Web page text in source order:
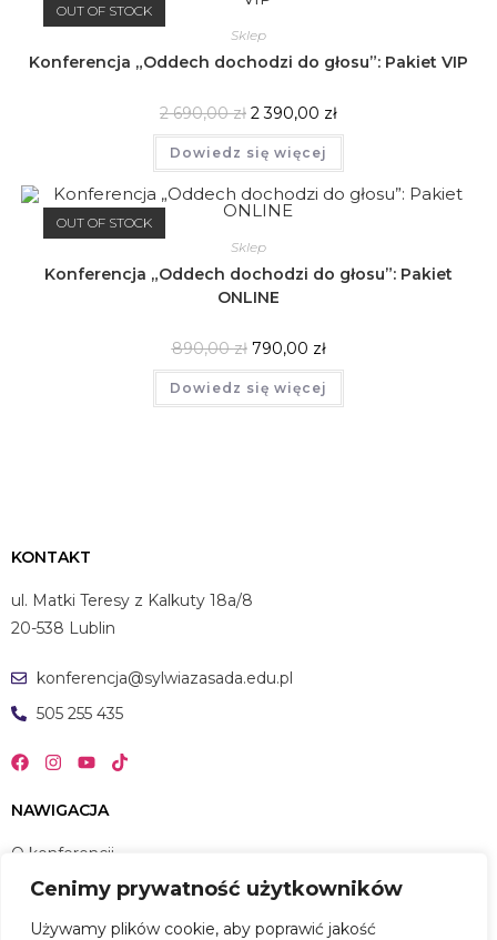
Cenimy prywatność użytkowników
Używamy plików cookie, aby poprawić jakość
OUT OF STOCK
Sklep
Konferencja „Oddech dochodzi do głosu”: Pakiet VIP
2 690,00zł 2 390,00 zł
Dowiedz się więcej
OUT OF STOCK
Sklep
Konferencja „Oddech dochodzi do głosu”: Pakiet
ONLINE
890,00zł 790,00 zł
Dowiedz się więcej
KONTAKT
ul. Matki Teresy z Kalkuty 18a/8
20-538 Lublin
konferencja@sylwiazasada.edu.pl
505 255 435
NAWIGACJA
O konferencji
Harmonogram wydarzenia
Eksperci